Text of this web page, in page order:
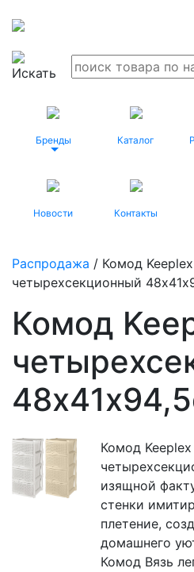
Бренды Каталог
Новости Контакты
Распродажа / Комод
четырехсекционный
Комод
Комод Keeplex
изящной
стенки
плетение,
домашнего
Комод Вязь